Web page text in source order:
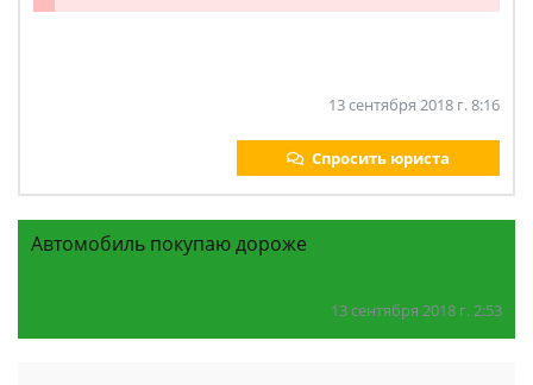
13 сентября 2018 г. 8:16
Спросить юриста
Автомобиль покупаю дороже
13 сентября 2018 г. 2:53